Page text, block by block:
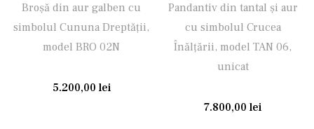
Broșă din aur galben cu
simbolul Cununa Dreptății,
model BRO 02N
5.200,00 lei
Pandantiv din tantal și aur
cu simbolul Crucea
Înălțării, model TAN 06,
unicat
7.800,00 lei